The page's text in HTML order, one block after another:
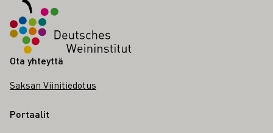
Ota yhteyttä
Saksan Viinitiedotus
Portaalit